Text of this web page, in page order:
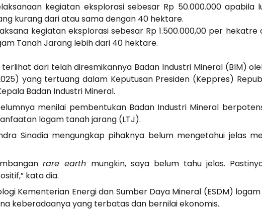
kegiatan eksplorasi sebesar Rp 50.000.000 apabila
kurang dari atau sama dengan 40 hektare.
kegiatan eksplorasi sebesar Rp 1.500.000,00 per hekatre
Tanah Jarang lebih dari 40 hektare.
dari telah diresmikannya Badan Industri Mineral (BIM)
yang tertuang dalam Keputusan Presiden (Keppres)
Badan Industri Mineral.
menilai pembentukan Badan Industri Mineral
logam tanah jarang (LTJ).
Sinadia mengungkap pihaknya belum mengetahui jelas
rare earth mungkin, saya belum tahu jelas.
kata dia.
Kementerian Energi dan Sumber Daya Mineral (ESDM)
keberadaanya yang terbatas dan bernilai ekonomis.